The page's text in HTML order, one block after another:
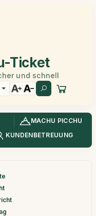
Ticket
und schnell
MACHU PICCHU
KUNDENBETREUUNG